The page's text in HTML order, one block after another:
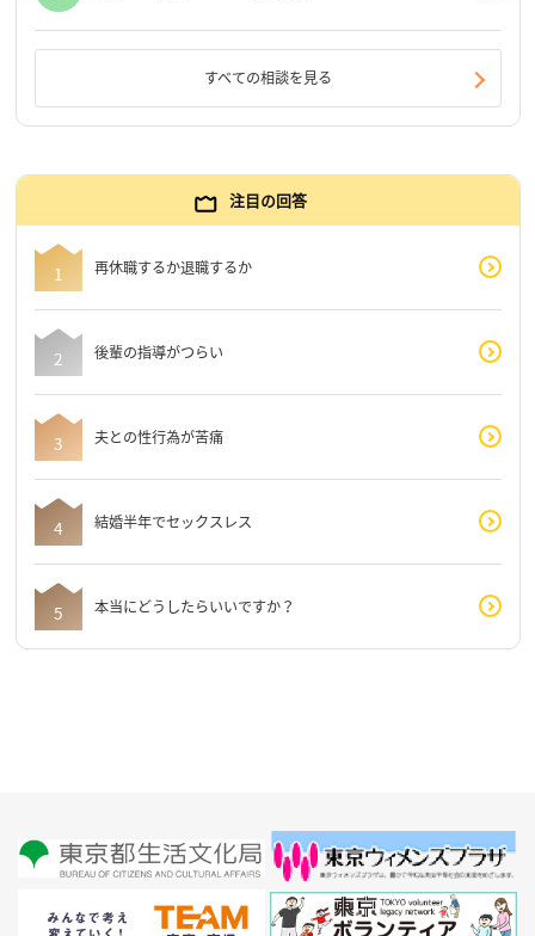
すべての相談を見る
注目の回答
再休職するか退職するか
後輩の指導がつらい
夫との性行為が苦痛
結婚半年でセックスレス
本当にどうしたらいいですか？